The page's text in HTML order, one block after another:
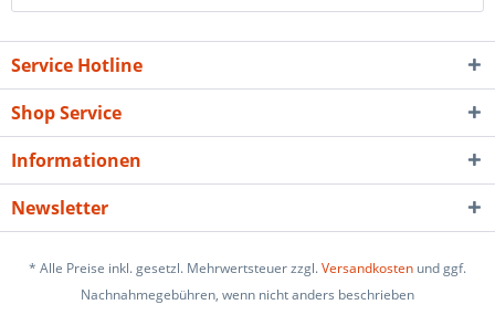
Service Hotline
Shop Service
Informationen
Newsletter
* Alle Preise inkl. gesetzl. Mehrwertsteuer zzgl.Versandkosten und ggf.
Nachnahmegebühren, wenn nicht anders beschrieben